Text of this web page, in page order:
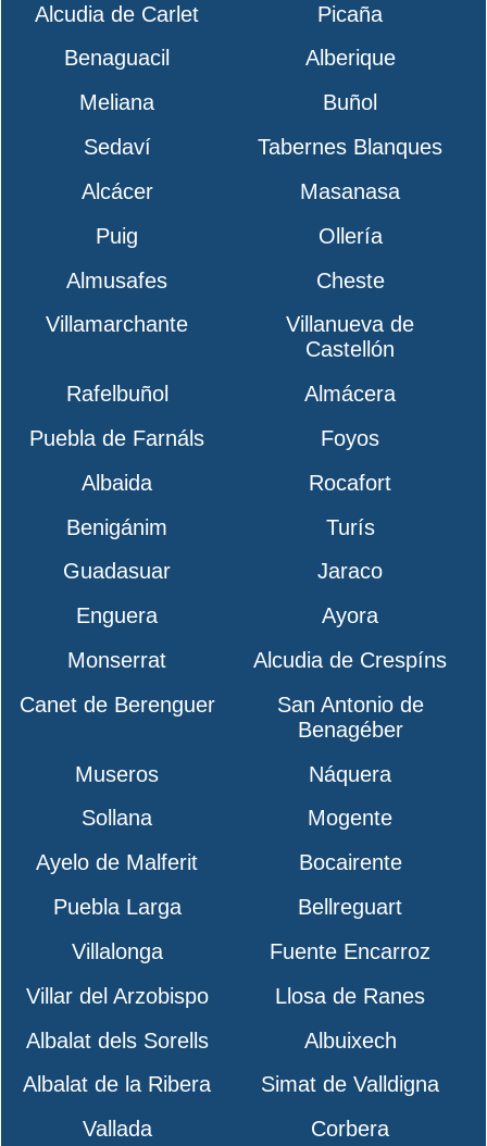
Alcudia de Carlet
Picaña
Benaguacil
Alberique
Meliana
Buñol
Sedaví
Tabernes Blanques
Alcácer
Masanasa
Puig
Ollería
Almusafes
Cheste
Villamarchante
Villanueva de
Castellón
Rafelbuñol
Almácera
Puebla de Farnáls
Foyos
Albaida
Rocafort
Benigánim
Turís
Guadasuar
Jaraco
Enguera
Ayora
Monserrat
Alcudia de Crespíns
Canet de Berenguer
San Antonio de
Benagéber
Museros
Náquera
Sollana
Mogente
Ayelo de Malferit
Bocairente
Puebla Larga
Bellreguart
Villalonga
Fuente Encarroz
Villar del Arzobispo
Llosa de Ranes
Albalat dels Sorells
Albuixech
Albalat de la Ribera
Simat de Valldigna
Vallada
Corbera